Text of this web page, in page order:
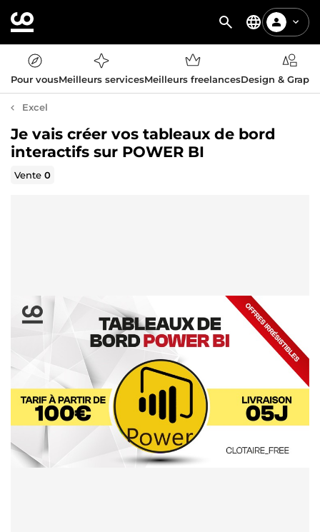
Pour vousMeilleurs servicesMeilleurs freelancesDesign &
Excel
Je vais créer vos tableaux de bord
interactifs sur POWER BI
Vente0